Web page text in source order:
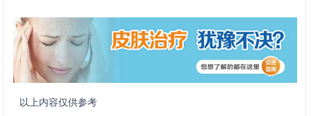
以上内容仅供参考